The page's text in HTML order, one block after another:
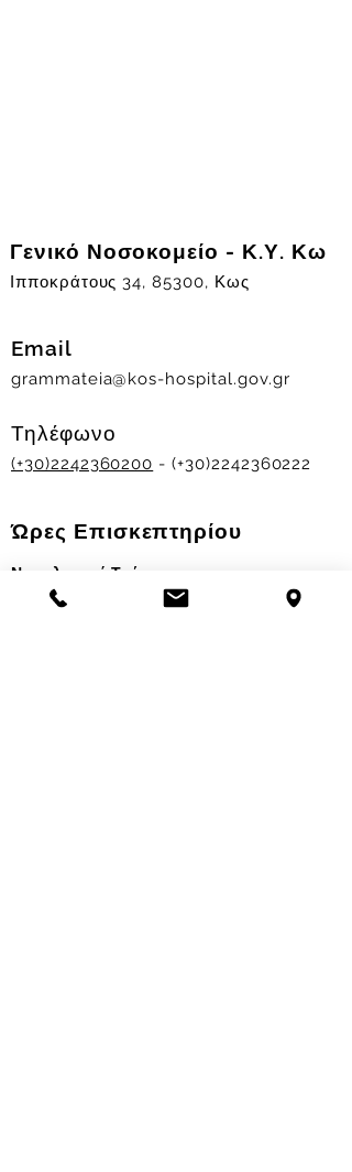
Γενικό Νοσοκομείο - Κ.Υ. Κω
Ιπποκράτους 34, 85300, Κως
Email
grammateia@kos-hospital.gov.gr
Τηλέφωνο
(+30)2242360200 - (+30)2242360222
Ώρες Επισκεπτηρίου
Νοσηλευτικά Τμήματα
Χειμερινό ωράριο: 11.00-13.00
17.30-19.30